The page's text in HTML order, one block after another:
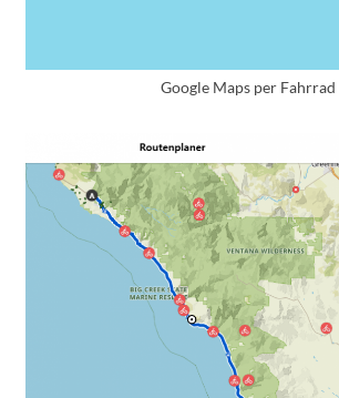
Google Maps per Fahrrad